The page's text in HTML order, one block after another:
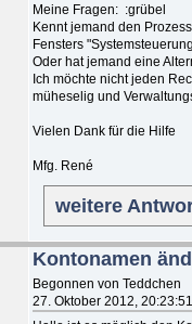
Meine Fragen: :grübel
Kennt jemand den
Fensters
Oder hat jemand eine
Ich möchte nicht jeden
müheselig und
Vielen Dank für die Hilfe
Mfg. René
weitere
Kontonamen
Begonnen von Teddchen
27. Oktober 2012, 20:23:51